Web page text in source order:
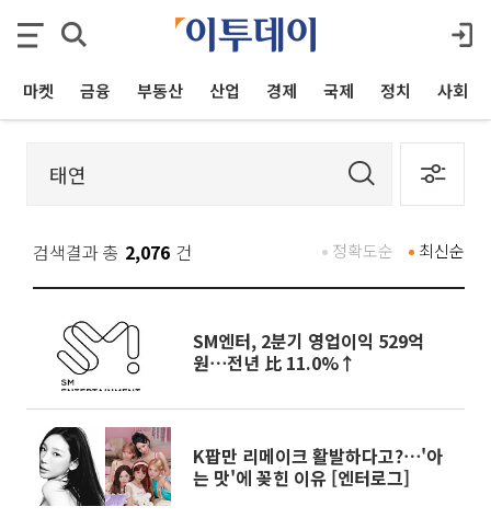
마켓 금융 부동산 산업 경제 국제 정치 사회
검색결과 총 2,076 건 최신순
정확도순
SM엔터, 2분기 영업이익 529억
원⋯전년 比 11.0%↑
K팝만 리메이크 활발하다고?⋯'아
는 맛'에 꽂힌 이유 [엔터로그]